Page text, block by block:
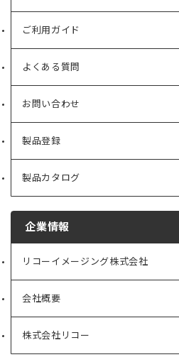
ご利用ガイド
よくある質問
お問い合わせ
製品登録
製品カタログ
企業情報
リコーイメージング株式会社
（新
タ
ブ
で
開
く）
会社概要
（新
タ
ブ
株式会社リコー
（新